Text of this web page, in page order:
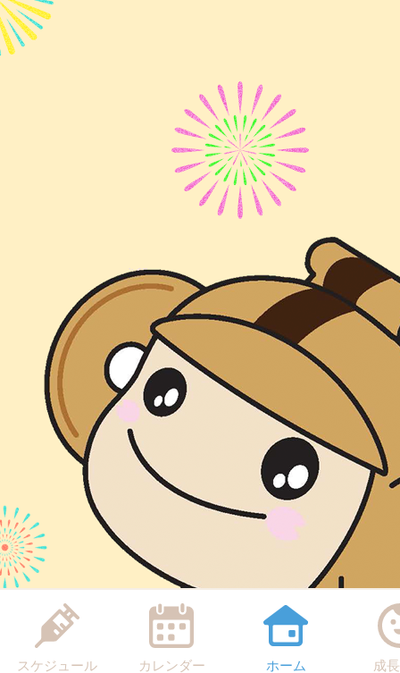
スケジュール カレンダー ホーム 成